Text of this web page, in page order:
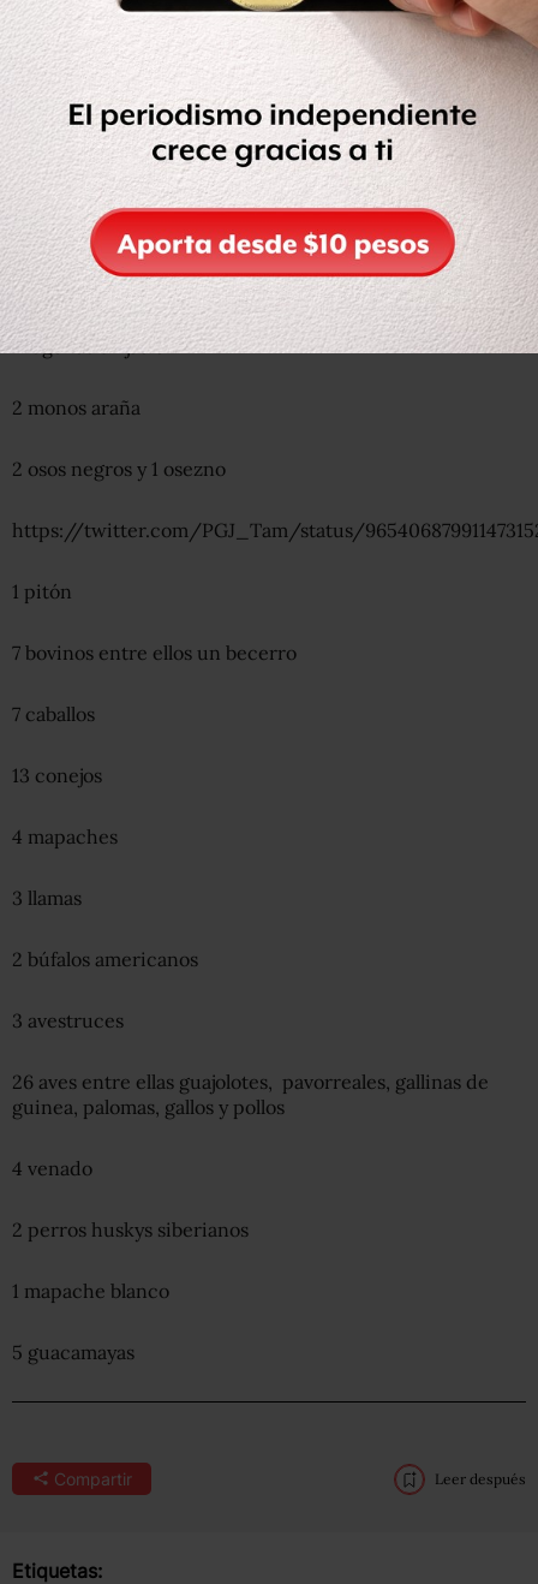
3 monos babuinos, uno de los cuales estaba muerto
4 tigres, uno de ellos color blanco
2 pumas negro y café
2 leones (uno albino y otro africano)
1 jaguar
4 águilas en jaula
2 monos araña
2 osos negros y 1 osezno
https://twitter.com/PGJ_Tam/status/
1 pitón
7 bovinos entre ellos un becerro
7 caballos
13 conejos
4 mapaches
3 llamas
2 búfalos americanos
3 avestruces
26 aves entre ellas guajolotes, pavorreales, gallinas de
guinea, palomas, gallos y pollos
4 venado
2 perros huskys siberianos
1 mapache blanco
5 guacamayas
Compartir Leer después
Etiquetas: